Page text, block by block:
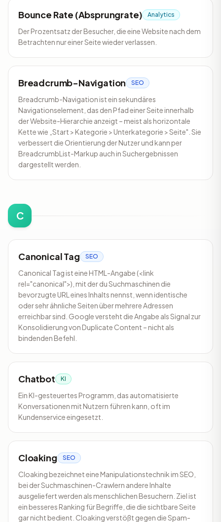
Bounce Rate (Absprungrate) Analytics
Der Prozentsatz der Besucher, die eine Website nach dem
Betrachten nur einer Seite wieder verlassen.
Breadcrumb-Navigation SEO
Breadcrumb-Navigation ist ein sekundäres
Navigationselement, das den Pfad einer Seite innerhalb
der Website-Hierarchie anzeigt – meist als horizontale
Kette wie „Start > Kategorie > Unterkategorie > Seite". Sie
verbessert die Orientierung der Nutzer und kann per
BreadcrumbList-Markup auch in Suchergebnissen
dargestellt werden.
C
Canonical Tag SEO
Canonical Tag ist eine HTML-Angabe (<link
rel="canonical">), mit der du Suchmaschinen die
bevorzugte URL eines Inhalts nennst, wenn identische
oder sehr ähnliche Seiten über mehrere Adressen
erreichbar sind. Google versteht die Angabe als Signal zur
Konsolidierung von Duplicate Content – nicht als
bindenden Befehl.
Chatbot KI
Ein KI-gesteuertes Programm, das automatisierte
Konversationen mit Nutzern führen kann, oft im
Kundenservice eingesetzt.
Cloaking SEO
Cloaking bezeichnet eine Manipulationstechnik im SEO,
bei der Suchmaschinen-Crawlern andere Inhalte
ausgeliefert werden als menschlichen Besuchern. Ziel ist
ein besseres Ranking für Begriffe, die die sichtbare Seite
gar nicht bedient. Cloaking verstößt gegen die Spam-